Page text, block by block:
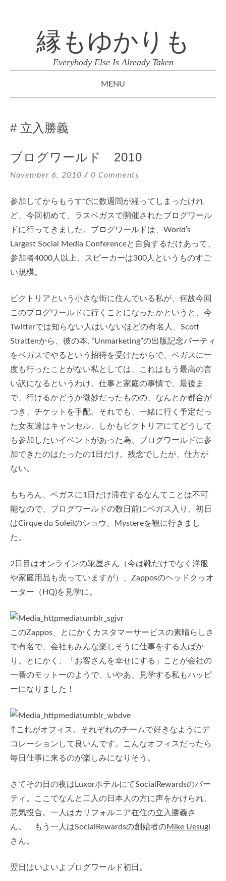
縁もゆかりも
Everybody Else Is Already Taken
MENU
CONTENT
立入勝義
ブログワールド 2010
November 6, 2010 0 Comments
参加してからもうすでに数週間が経ってしまったけれ
ど、今回初めて、ラスベガスで開催されたブログワール
ドに行ってきました。ブログワールドは、World’s
Largest Social Media Conferenceと自負するだけあって、
参加者4000人以上、スピーカーは300人というものすご
い規模。
ビクトリアという小さな街に住んでいる私が、何故今回
このブログワールドに行くことになったかというと、今
Twitterでは知らない人はいないほどの有名人、Scott
Strattenから、彼の本, “Unmarketing”の出版記念パーティ
をベガスでやるという招待を受けたからで、ベガスに一
度も行ったことがない私としては、これはもう最高の言
い訳になるというわけ。仕事と家庭の事情で、最後ま
で、行けるかどうか微妙だったものの、なんとか都合が
つき、チケットを手配。それでも、一緒に行く予定だっ
た女友達はキャンセル、しかもビクトリアにてどうして
も参加したいイベントがあった為、ブログワールドに参
加できたのはたったの1日だけ。残念でしたが、仕方が
ない。
もちろん、ベガスに1日だけ滞在するなんてことは不可
能なので、ブログワールドの数日前にベガス入り、初日
はCirque du Soleilのショウ、Mystereを観に行きまし
た。
2日目はオンラインの靴屋さん（今は靴だけでなく洋服
や家庭用品も売っていますが）、Zapposのヘッドクゥオ
ーター（HQ)を見学に。
このZappos、とにかくカスタマーサービスの素晴らしさ
で有名で、会社もみんな楽しそうに仕事をする人ばか
り。とにかく、「お客さんを幸せにする」ことが会社の
一番のモットーのようで、いやあ、見学する私もハッピ
ーになりました！
↑これがオフィス。それぞれのチームで好きなようにデ
コレーションして良いんです。こんなオフィスだったら
毎日仕事に来るのが楽しみになりそう。
さてその日の夜はLuxorホテルにてSocialRewardsのパー
ティ。ここでなんと二人の日本人の方に声をかけられ、
意気投合。一人はカリフォルニア在住の立入勝義さ
ん。 もう一人はSocialRewardsの創始者のMike Uesugi
さん。
翌日はいよいよブログワールド初日。